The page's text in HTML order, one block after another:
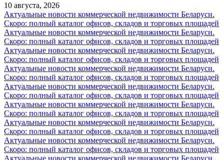
10 августа, 2026
Актуальные новости коммерческой недвижимости Беларуси.
Скоро: полный каталог офисов, складов и торговых площадей
Актуальные новости коммерческой недвижимости Беларуси.
Скоро: полный каталог офисов, складов и торговых площадей
Актуальные новости коммерческой недвижимости Беларуси.
Скоро: полный каталог офисов, складов и торговых площадей
Актуальные новости коммерческой недвижимости Беларуси.
Скоро: полный каталог офисов, складов и торговых площадей
Актуальные новости коммерческой недвижимости Беларуси.
Скоро: полный каталог офисов, складов и торговых площадей
Актуальные новости коммерческой недвижимости Беларуси.
Скоро: полный каталог офисов, складов и торговых площадей
Актуальные новости коммерческой недвижимости Беларуси.
Скоро: полный каталог офисов, складов и торговых площадей
Актуальные новости коммерческой недвижимости Беларуси.
Скоро: полный каталог офисов, складов и торговых площадей
Актуальные новости коммерческой недвижимости Беларуси.